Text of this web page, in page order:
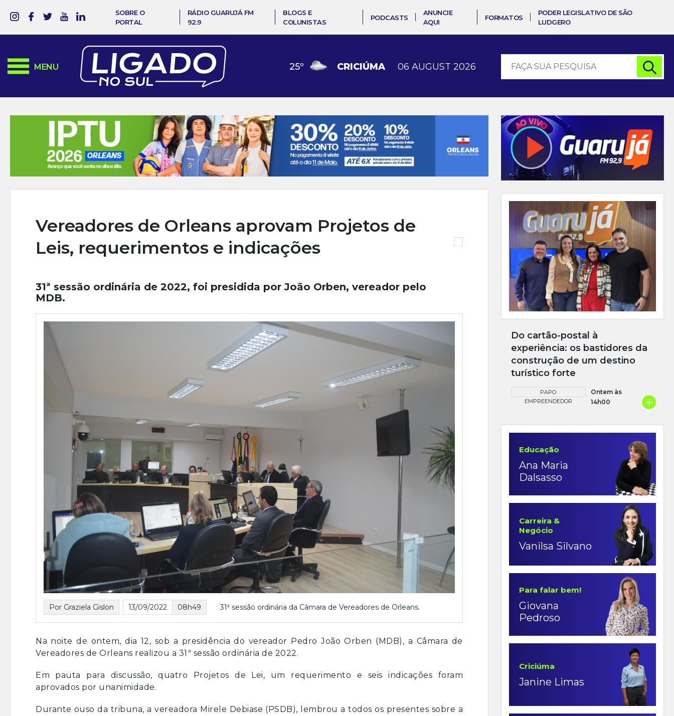
SOBRE O
PORTAL
RÁDIO GUARUJÁ FM
92.9
BLOGS E
COLUNISTAS
PODCASTS
ANUNCIE
AQUI
FORMATOS
PODER LEGISLATIVO DE SÃO
LUDGERO
MENU 25º CRICIÚMA 06 AUGUST 2026
Vereadores de Orleans aprovam Projetos de
Leis, requerimentos e indicações
31ª sessão ordinária de 2022, foi presidida por João Orben, vereador pelo
MDB.
Por Graziela Gislon 13/09/2022 08h49 31ª sessão ordinária da Câmara de Vereadores de Orleans.
Na noite de ontem, dia 12, sob a presidência do vereador Pedro João Orben (MDB), a Câmara de
Vereadores de Orleans realizou a 31ª sessão ordinária de 2022.
Em pauta para discussão, quatro Projetos de Lei, um requerimento e seis indicações foram
aprovados por unanimidade.
Durante ouso da tribuna, a vereadora Mirele Debiase (PSDB), lembrou a todos os presentes sobre a
Do cartão-postal à
experiência: os bastidores da
construção de um destino
turístico forte
PAPO
EMPREENDEDOR
Ontem às
14h00
+
Educação
Ana Maria
Dalsasso
Carreira &
Negócio
Vanilsa Silvano
Para falar bem!
Giovana
Pedroso
Criciúma
Janine Limas